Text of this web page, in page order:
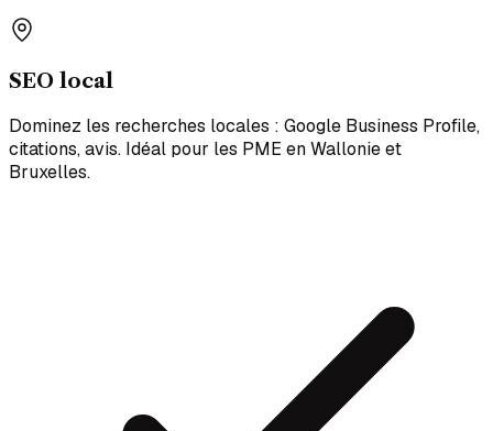
SEO local
Dominez les recherches locales : Google Business Profile,
citations, avis. Idéal pour les PME en Wallonie et
Bruxelles.